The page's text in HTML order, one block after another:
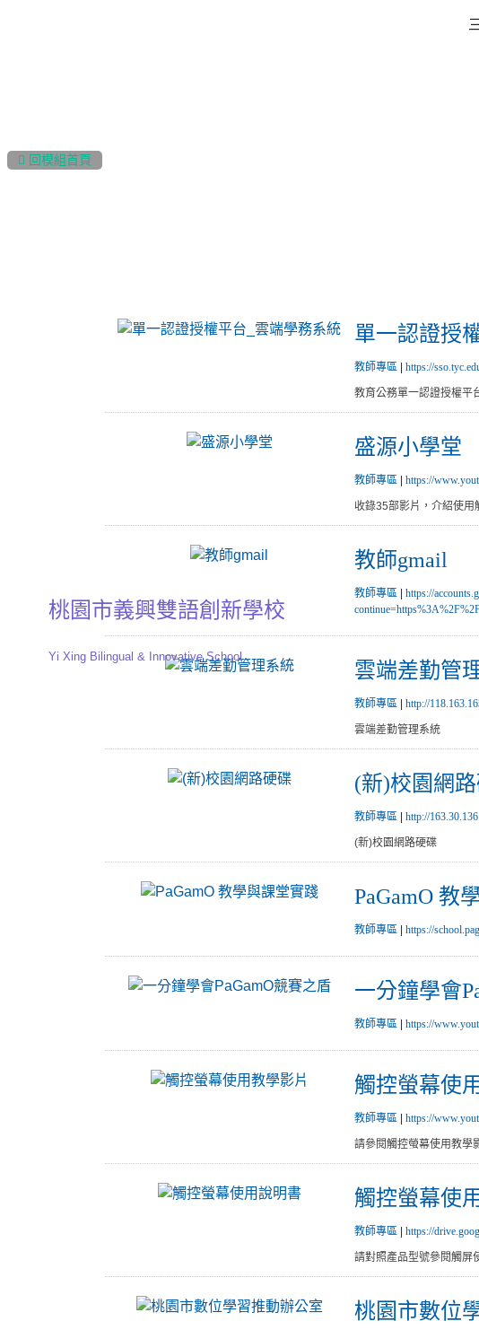
 回模組首頁
單一認證授
教師專區| https://
教育公務單一認證授權平
盛源小學堂
教師專區| https://
收錄35部影片，介紹使用
教師gmail
教師專區| https://
雲端差勤管
教師專區| http://
雲端差勤管理系統
(新)校園網
教師專區| http://
(新)校園網路硬碟
PaGamO 教
教師專區| https://
一分鐘學會
教師專區| https://
觸控螢幕使
教師專區| https://
請參閱觸控螢幕使用教學
觸控螢幕使
教師專區| https://
請對照產品型號參閱觸屏
桃園市數位
桃園市義興雙語創新學校
Yi Xing Bilingual & Innovative School